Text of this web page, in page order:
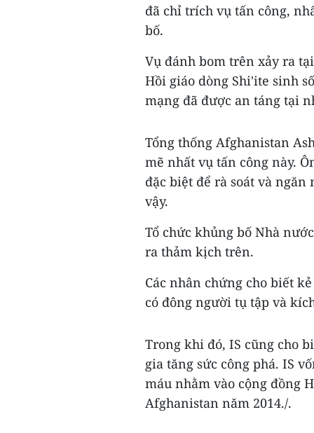
đã chỉ trích vụ tấn công,
bố.
Vụ đánh bom trên xảy ra
Hồi giáo dòng Shi'ite sinh
mạng đã được an táng tại
Tổng thống Afghanistan
mẽ nhất vụ tấn công này.
đặc biệt để rà soát và
vậy.
Tổ chức khủng bố Nhà
ra thảm kịch trên.
Các nhân chứng cho biết
có đông người tụ tập và
Trong khi đó, IS cũng cho
gia tăng sức công phá. IS
máu nhằm vào cộng đồng
Afghanistan năm 2014./.